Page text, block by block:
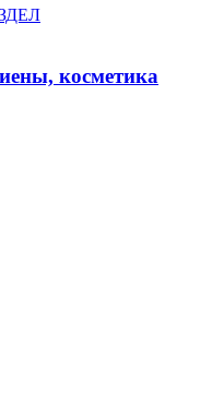
косметика